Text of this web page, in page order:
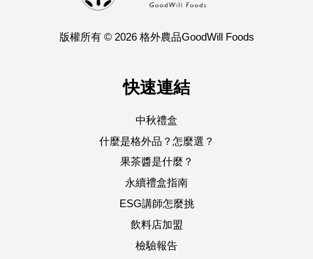
版權所有 © 2026 格外農品GoodWill Foods
快速連結
中秋禮盒
什麼是格外品？怎麼選？
果茶醬是什麼？
永續禮盒指南
ESG講師怎麼挑
飲料店加盟
檢驗報告